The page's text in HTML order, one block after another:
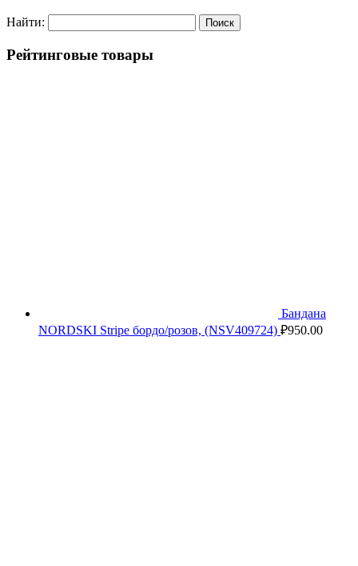
Найти:
Рейтинговые товары
Бандана
NORDSKI Stripe бордо/розов, (NSV409724) ₽950.00